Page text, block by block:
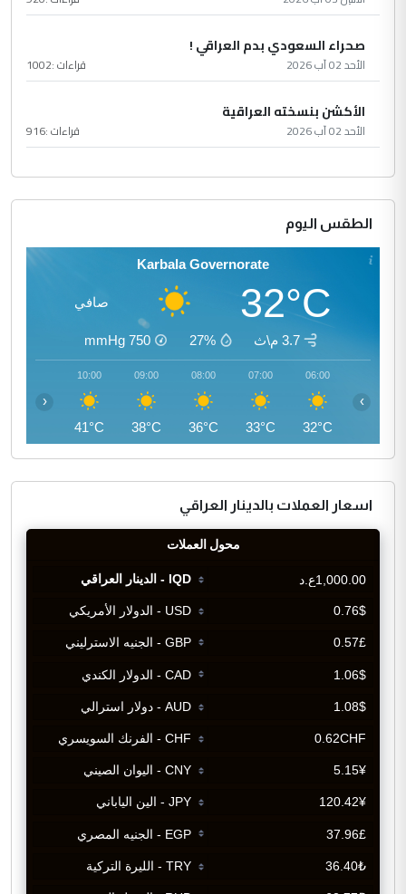
صحراء السعودي بدم العراقي !
الأحد 02 آب 2026 قراءات :1002
الأكشن بنسخته العراقية
الأحد 02 آب 2026 قراءات :916
الطقس اليوم
Karbala Governorate
32°C صافي
3.7 م\ث 27%
750
mmHg
06:00
32°C
07:00
33°C
08:00
36°C
09:00
38°C
10:00
41°C
‹ ›
اسعار العملات بالدينار العراقي